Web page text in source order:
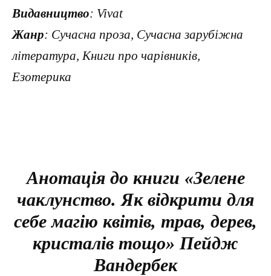
Видавництво: Vivat
Жанр: Сучасна проза, Сучасна зарубіжна
література, Книги про чарівників,
Езотерика
Анотація до книги «Зелене
чаклунство. Як відкрити для
себе магію квітів, трав, дерев,
кристалів тощо» Пейдж
Вандербек